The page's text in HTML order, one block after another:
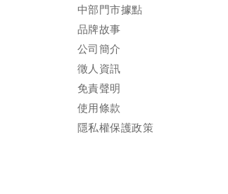
中部門市據點
品牌故事
公司簡介
徵人資訊
免責聲明
使用條款
隱私權保護政策